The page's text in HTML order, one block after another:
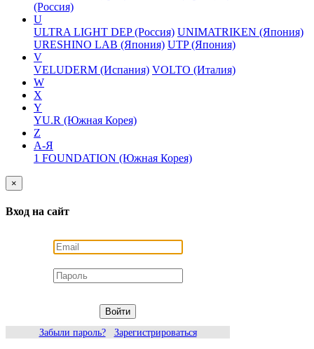
(Россия)
U
ULTRA LIGHT DEP (Россия) UNIMATRIKEN (Япония)
URESHINO LAB (Япония) UTP (Япония)
V
VELUDERM (Испания) VOLTO (Италия)
W
X
Y
YU.R (Южная Корея)
Z
А-Я
1 FOUNDATION (Южная Корея)
×
Вход на сайт
Войти
Забыли пароль?
Зарегистрироваться